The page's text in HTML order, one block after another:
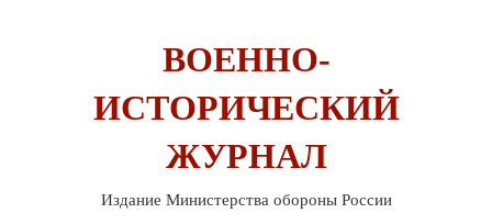
ВОЕННО-
ИСТОРИЧЕСКИЙ
ЖУРНАЛ
Издание Министерства обороны России